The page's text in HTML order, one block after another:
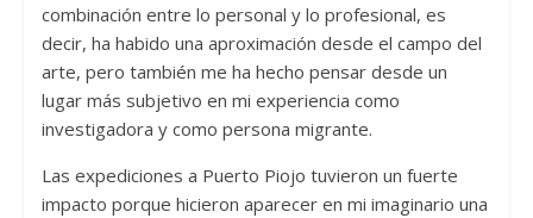
combinación entre lo personal y lo profesional, es
decir, ha habido una aproximación desde el campo del
arte, pero también me ha hecho pensar desde un
lugar más subjetivo en mi experiencia como
investigadora y como persona migrante.
Las expediciones a Puerto Piojo tuvieron un fuerte
impacto porque hicieron aparecer en mi imaginario una